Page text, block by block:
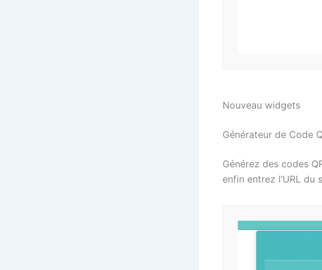
Nouveau widgets
Générateur de Code
Générez des codes
enfin entrez l’URL